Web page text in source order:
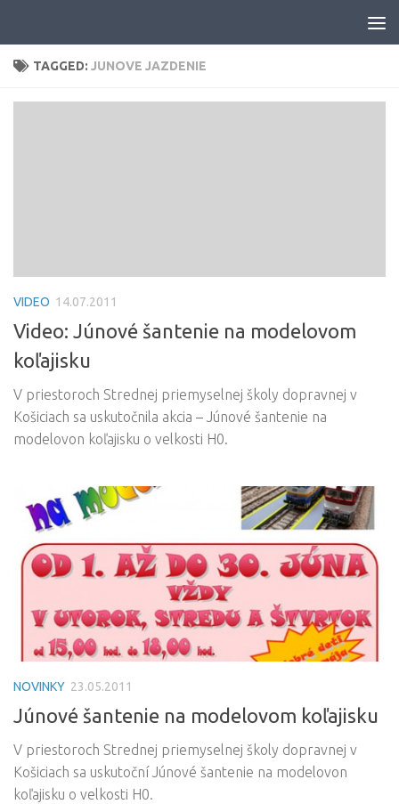
TAGGED: JUNOVE JAZDENIE
VIDEO 14.07.2011
Video: Júnové šantenie na modelovom
koľajisku
V priestoroch Strednej priemyselnej školy dopravnej v
Košiciach sa uskutočnila akcia – Júnové šantenie na
modelovon koľajisku o velkosti H0.
NOVINKY 23.05.2011
Júnové šantenie na modelovom koľajisku
V priestoroch Strednej priemyselnej školy dopravnej v
Košiciach sa uskutoční Júnové šantenie na modelovon
koľajisku o velkosti H0.